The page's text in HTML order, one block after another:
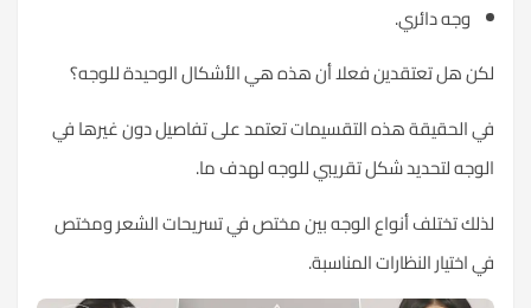
وجه دائري.
لكن هل تعتقدين فعلا أن هذه هي الأشكال الوحيدة للوجه؟
في الحقيقة هذه التقسيمات تعتمد على تفاصيل دون غيرها في
الوجه لتحديد شكل تقريبي للوجه لهدف ما.
لذلك تختلف أنواع الوجه بين مختص في تسريحات الشعر ومختص
في اختيار النظارات المناسبة.